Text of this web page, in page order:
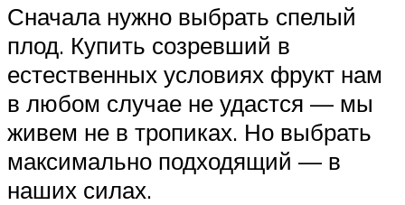
Сначала нужно выбрать спелый
плод. Купить созревший в
естественных условиях фрукт нам
в любом случае не удастся — мы
живем не в тропиках. Но выбрать
максимально подходящий — в
наших силах.